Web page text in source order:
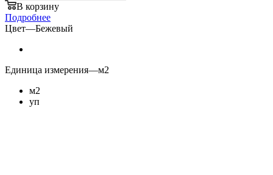
В корзину
Подробнее
Цвет—Бежевый
Единица измерения—м2
м2
уп